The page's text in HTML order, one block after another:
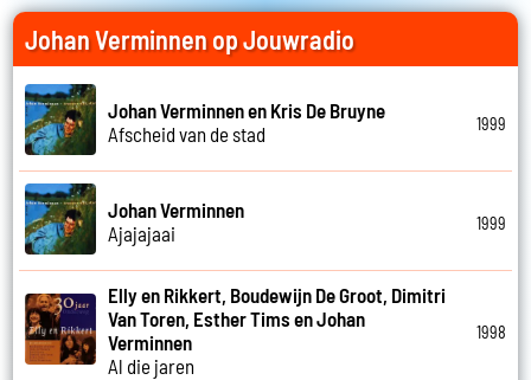
Johan Verminnen op Jouwradio
Johan Verminnen en Kris De Bruyne
Afscheid van de stad
1999
Johan Verminnen
Ajajajaai
1999
Elly en Rikkert, Boudewijn De Groot, Dimitri
Van Toren, Esther Tims en Johan
Verminnen
Al die jaren
1998